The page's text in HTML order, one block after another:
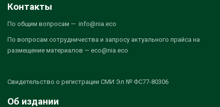
Контакты
По общим вопросам — info@nia.eco
По вопросам сотрудничества и запросу актуального прайса на
размещение материалов — eco@nia.eco
Свидетельство о регистрации СМИ Эл № ФС77-80306
Об издании